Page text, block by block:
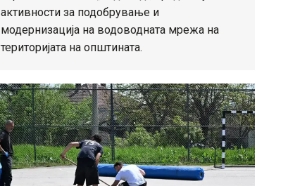
активности за подобрување и
модернизација на водоводната мрежа на
територијата на општината.